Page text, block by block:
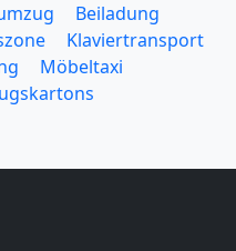
Beiladung
Klaviertransport
Möbeltaxi